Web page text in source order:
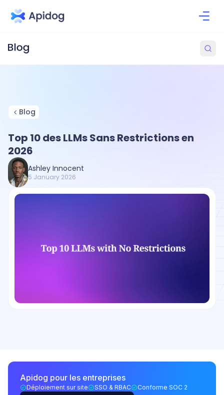
Blog
Top 10 des LLMs Sans Restrictions en
2026
Ashley Innocent
5 January 2026
Apidog pour les entreprises
Déploiement sur site SSO & RBAC Conforme SOC 2